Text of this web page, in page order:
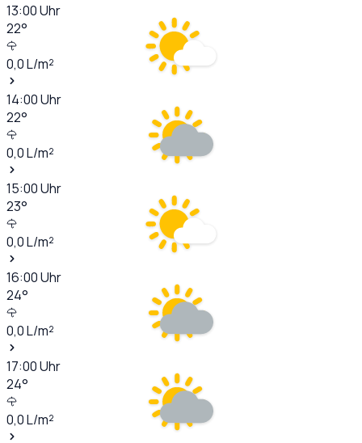
13:00Uhr
22°
0,0L/m²
14:00Uhr
22°
0,0L/m²
15:00Uhr
23°
0,0L/m²
16:00Uhr
24°
0,0L/m²
17:00Uhr
24°
0,0L/m²